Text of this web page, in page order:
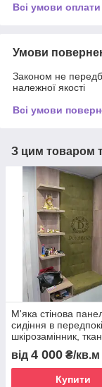
Всі умови оплати
Умови
Законом не
належної якості
Всі умови
З цим товаром
М'яка стінова
сидіння в
шкірозамінник,
від 4 000 ₴/кв.м
Купити